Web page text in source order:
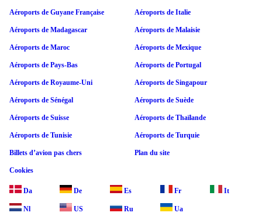
Aéroports de Guyane Française Aéroports de Italie
Aéroports de Madagascar Aéroports de Malaisie
Aéroports de Maroc Aéroports de Mexique
Aéroports de Pays-Bas Aéroports de Portugal
Aéroports de Royaume-Uni Aéroports de Singapour
Aéroports de Sénégal Aéroports de Suède
Aéroports de Suisse Aéroports de Thaïlande
Aéroports de Tunisie Aéroports de Turquie
Billets d’avion pas chers Plan du site
Cookies
Da De Es Fr It
Nl US Ru Ua